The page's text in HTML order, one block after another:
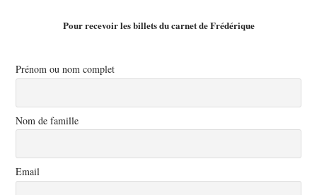
Pour recevoir les billets du carnet de Frédérique
Prénom ou nom complet
Nom de famille
Email